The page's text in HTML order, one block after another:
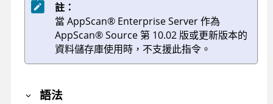
註：
當 AppScan® Enterprise Server作為
AppScan®Source第 10.02 版或更新版本的
資料儲存庫使用時，不支援此指令。
語法